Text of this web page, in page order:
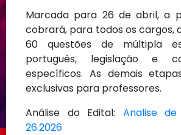
Marcada para 26 de abril, a
cobrará, para todos os cargos,
60 questões de múltipla
português, legislação e
específicos. As demais
exclusivas para professores.
Análise do Edital: Analise
26.2026